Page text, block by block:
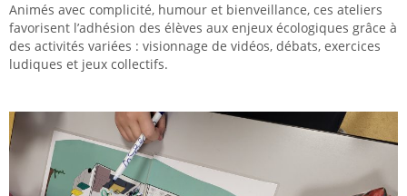
Animés avec complicité, humour et bienveillance, ces ateliers
favorisent l’adhésion des élèves aux enjeux écologiques grâce à
des activités variées : visionnage de vidéos, débats, exercices
ludiques et jeux collectifs.